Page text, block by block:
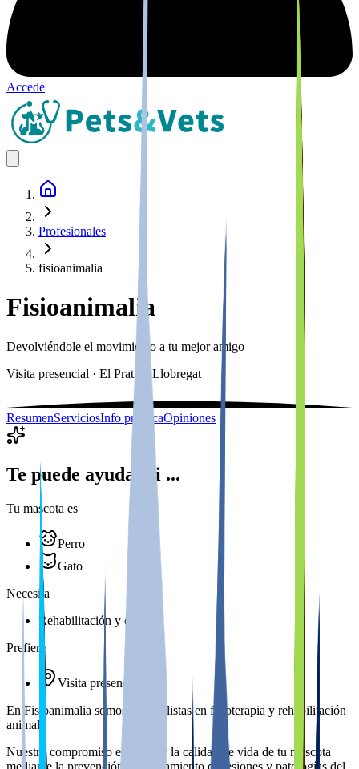
Accede
Profesionales
fisioanimalia
Fisioanimalia
Devolviéndole el movimiento a tu mejor amigo
Visita presencial · El Prat de Llobregat
ResumenServiciosInfo prácticaOpiniones
Te puede ayudar si ...
Tu mascota es
Perro
Gato
Necesita
Rehabilitación y dolor
Prefiere
Visita presencial
En Fisioanimalia somos especialistas en fisioterapia y rehabilitación
animal.
Nuestro compromiso es mejorar la calidad de vida de tu mascota
mediante la prevención y el tratamiento de lesiones y patologías del